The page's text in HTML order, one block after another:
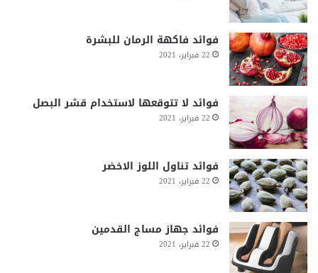
فوائد فاكهة الرمان للبشرة
22 فبراير، 2021
فوائد لا تتوقعها لاستخدام قشر البصل
22 فبراير، 2021
فوائد تناول اللوز الاخضر
22 فبراير، 2021
فوائد جهاز مساج القدمين
22 فبراير، 2021